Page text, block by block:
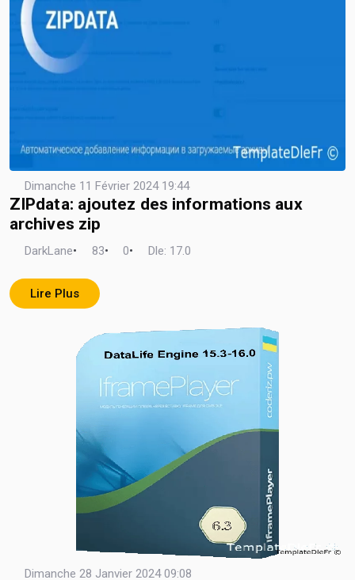
Dimanche 11 Février 2024 19:44
ZIPdаta: ajoutez des informations aux
archives zip
DarkLane• 83• 0• Dle: 17.0
Lire Plus
Dimanche 28 Janvier 2024 09:08